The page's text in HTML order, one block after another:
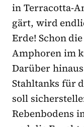
in Terracotta-
gärt, wird
Erde! Schon
Amphoren im
Darüber
Stahltanks für
soll
Rebenbodens